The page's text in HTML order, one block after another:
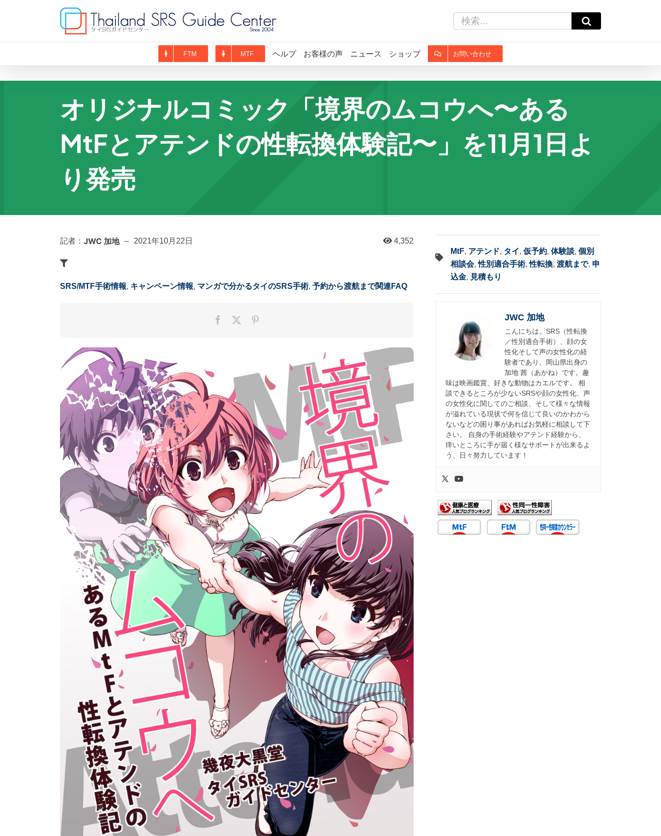
索
…
FTM MTF ヘルプ お客様の声 ニュース ショップ お問い合わせ
オリジナルコミック「境界のムコウへ〜ある
MtFとアテンドの性転換体験記〜」を11月1日よ
り発売
記者： JWC 加地 – 2021年10月22日 4,352
SRS/MTF手術情報, キャンペーン情報, マンガで分かるタイのSRS手術, 予約から渡航まで関連FAQ
MtF, アテンド, タイ, 仮予約, 体験談, 個別
相談会,性別適合手術,性転換, 渡航まで, 申
込金, 見積もり
JWC 加地
こんにちは。SRS（性転換
／性別適合手術）、顔の女
性化そして声の女性化の経
験者であり、岡山県出身の
加地 茜（あかね）です。趣
味は映画鑑賞、好きな動物はカエルです。 相
談できるところが少ないSRSや顔の女性化、声
の女性化に関してのご相談、そして様々な情報
が溢れている現状で何を信じて良いのかわから
ないなどの困り事があればお気軽に相談して下
さい。 自身の手術経験やアテンド経験から、
痒いところに手が届く様なサポートが出来るよ
う、日々努力しています！